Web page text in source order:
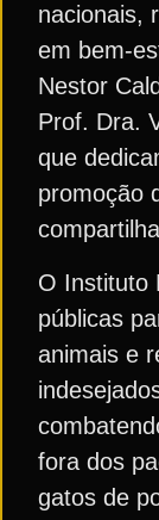
nacionais,
em bem-
Nestor
Prof. Dra.
que
promoção
O Instituto
públicas
animais e
fora dos
gatos de